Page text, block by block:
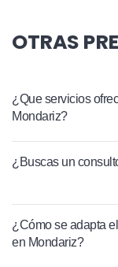
OTRAS
¿Que servicios
Mondariz?
¿Buscas un
¿Cómo se adapta
en Mondariz?